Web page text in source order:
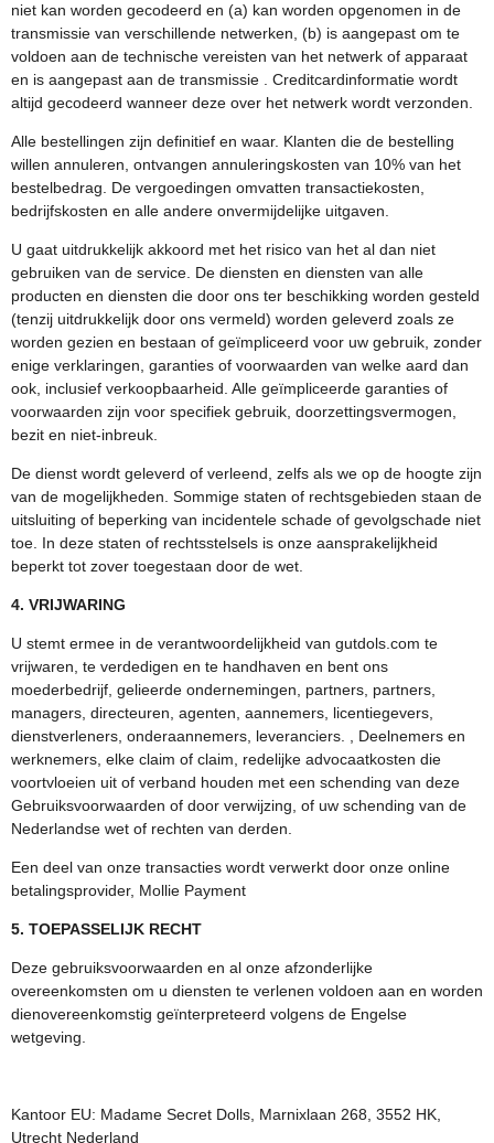
niet kan worden gecodeerd en (a) kan worden opgenomen in de
transmissie van verschillende netwerken, (b) is aangepast om te
voldoen aan de technische vereisten van het netwerk of apparaat
en is aangepast aan de transmissie . Creditcardinformatie wordt
altijd gecodeerd wanneer deze over het netwerk wordt verzonden.
Alle bestellingen zijn definitief en waar. Klanten die de bestelling
willen annuleren, ontvangen annuleringskosten van 10% van het
bestelbedrag. De vergoedingen omvatten transactiekosten,
bedrijfskosten en alle andere onvermijdelijke uitgaven.
U gaat uitdrukkelijk akkoord met het risico van het al dan niet
gebruiken van de service. De diensten en diensten van alle
producten en diensten die door ons ter beschikking worden gesteld
(tenzij uitdrukkelijk door ons vermeld) worden geleverd zoals ze
worden gezien en bestaan ​​of geïmpliceerd voor uw gebruik, zonder
enige verklaringen, garanties of voorwaarden van welke aard dan
ook, inclusief verkoopbaarheid. Alle geïmpliceerde garanties of
voorwaarden zijn voor specifiek gebruik, doorzettingsvermogen,
bezit en niet-inbreuk.
De dienst wordt geleverd of verleend, zelfs als we op de hoogte zijn
van de mogelijkheden. Sommige staten of rechtsgebieden staan ​​de
uitsluiting of beperking van incidentele schade of gevolgschade niet
toe. In deze staten of rechtsstelsels is onze aansprakelijkheid
beperkt tot zover toegestaan ​​door de wet.
4. VRIJWARING
U stemt ermee in de verantwoordelijkheid van gutdols.com te
vrijwaren, te verdedigen en te handhaven en bent ons
moederbedrijf, gelieerde ondernemingen, partners, partners,
managers, directeuren, agenten, aannemers, licentiegevers,
dienstverleners, onderaannemers, leveranciers. , Deelnemers en
werknemers, elke claim of claim, redelijke advocaatkosten die
voortvloeien uit of verband houden met een schending van deze
Gebruiksvoorwaarden of door verwijzing, of uw schending van de
Nederlandse wet of rechten van derden.
Een deel van onze transacties wordt verwerkt door onze online
betalingsprovider, Mollie Payment
5. TOEPASSELIJK RECHT
Deze gebruiksvoorwaarden en al onze afzonderlijke
overeenkomsten om u diensten te verlenen voldoen aan en worden
dienovereenkomstig geïnterpreteerd volgens de Engelse
wetgeving.
Kantoor EU: Madame Secret Dolls, Marnixlaan 268, 3552 HK,
Utrecht Nederland